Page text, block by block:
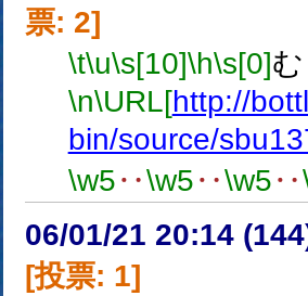
票: 2]
\t\u\s[10]\h\s[0]
\n\URL[http://
bin/source/
\w5‥\w5‥\w5‥
06/01/21 20:14
[投票: 1]